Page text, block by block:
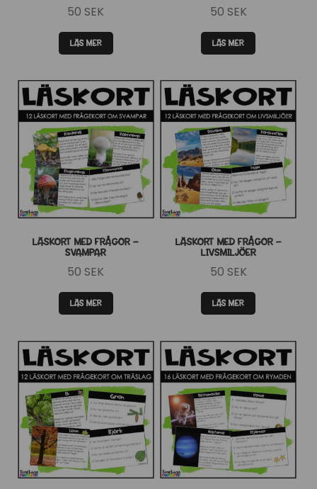
50 SEK
LÄS MER
50 SEK
LÄS MER
LÄSKORT MED FRÅGOR –
SVAMPAR
50 SEK
LÄS MER
LÄSKORT MED FRÅGOR –
LIVSMILJÖER
50 SEK
LÄS MER